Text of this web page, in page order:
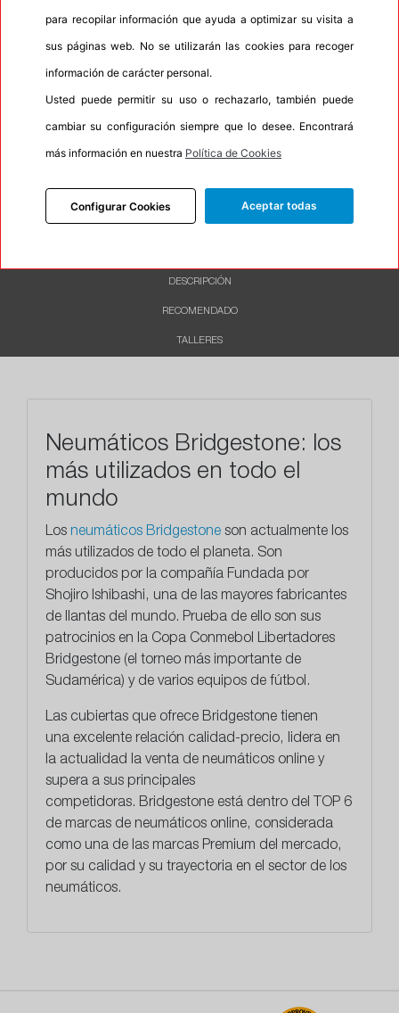
Oportunidad
100% 0%
DESCRIPCIÓN
RECOMENDADO
TALLERES
Neumáticos Bridgestone: los
más utilizados en todo el
mundo
Los neumáticos Bridgestone son actualmente los
más utilizados de todo el planeta. Son
producidos por la compañía Fundada por
Shojiro Ishibashi, una de las mayores fabricantes
de llantas del mundo. Prueba de ello son sus
patrocinios en la Copa Conmebol Libertadores
Bridgestone (el torneo más importante de
Sudamérica) y de varios equipos de fútbol.
Las cubiertas que ofrece Bridgestone tienen
una excelente relación calidad-precio, lidera en
la actualidad la venta de neumáticos online y
supera a sus principales
competidoras. Bridgestone está dentro del TOP 6
de marcas de neumáticos online, considerada
como una de las marcas Premium del mercado,
por su calidad y su trayectoria en el sector de los
neumáticos.
para recopilar información que ayuda a optimizar su visita a
sus páginas web. No se utilizarán las cookies para recoger
información de carácter personal.
Usted puede permitir su uso o rechazarlo, también puede
cambiar su configuración siempre que lo desee. Encontrará
más información en nuestra Política de Cookies
Configurar Cookies Aceptar todas